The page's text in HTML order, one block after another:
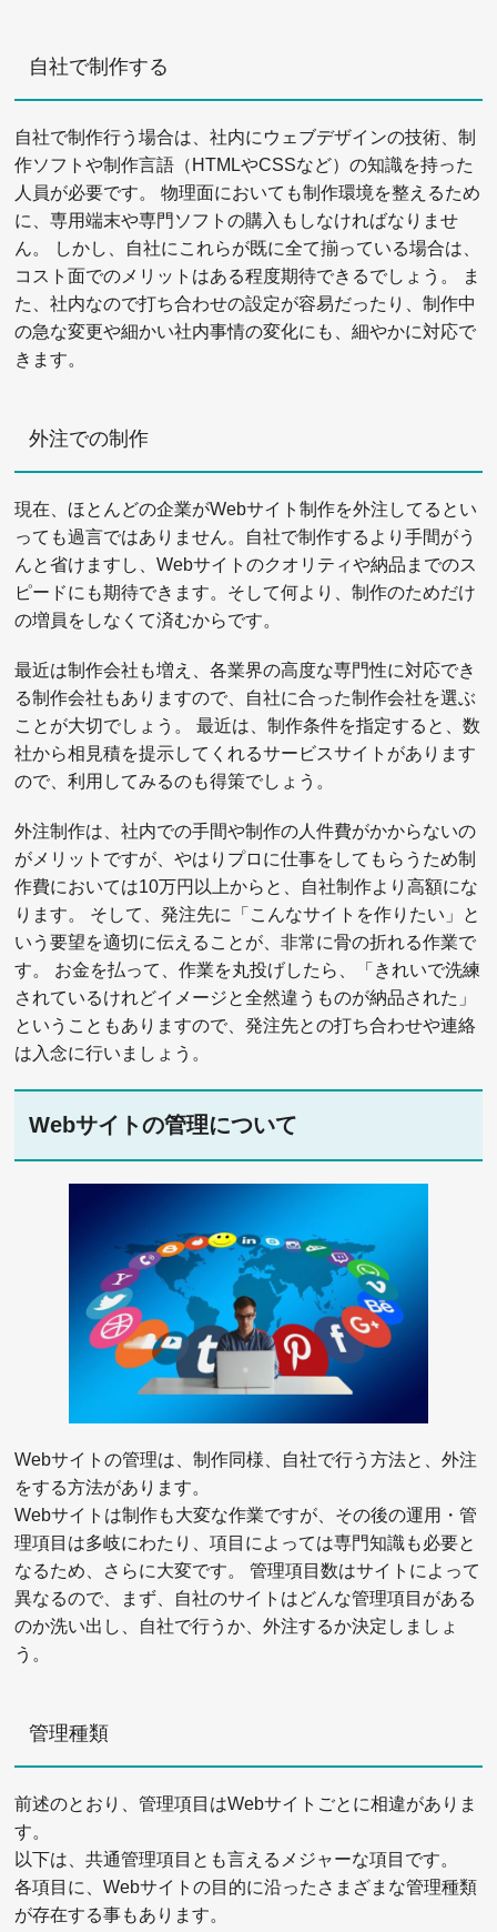
自社で制作する
自社で制作行う場合は、社内にウェブデザインの技術、制
作ソフトや制作言語（HTMLやCSSなど）の知識を持った
人員が必要です。 物理面においても制作環境を整えるため
に、専用端末や専門ソフトの購入もしなければなりませ
ん。 しかし、自社にこれらが既に全て揃っている場合は、
コスト面でのメリットはある程度期待できるでしょう。 ま
た、社内なので打ち合わせの設定が容易だったり、制作中
の急な変更や細かい社内事情の変化にも、細やかに対応で
きます。
外注での制作
現在、ほとんどの企業がWebサイト制作を外注してるとい
っても過言ではありません。自社で制作するより手間がう
んと省けますし、Webサイトのクオリティや納品までのス
ピードにも期待できます。そして何より、制作のためだけ
の増員をしなくて済むからです。
最近は制作会社も増え、各業界の高度な専門性に対応でき
る制作会社もありますので、自社に合った制作会社を選ぶ
ことが大切でしょう。 最近は、制作条件を指定すると、数
社から相見積を提示してくれるサービスサイトがあります
ので、利用してみるのも得策でしょう。
外注制作は、社内での手間や制作の人件費がかからないの
がメリットですが、やはりプロに仕事をしてもらうため制
作費においては10万円以上からと、自社制作より高額にな
ります。 そして、発注先に「こんなサイトを作りたい」と
いう要望を適切に伝えることが、非常に骨の折れる作業で
す。 お金を払って、作業を丸投げしたら、「きれいで洗練
されているけれどイメージと全然違うものが納品された」
ということもありますので、発注先との打ち合わせや連絡
は入念に行いましょう。
Webサイトの管理について
Webサイトの管理は、制作同様、自社で行う方法と、外注
をする方法があります。
Webサイトは制作も大変な作業ですが、その後の運用・管
理項目は多岐にわたり、項目によっては専門知識も必要と
なるため、さらに大変です。 管理項目数はサイトによって
異なるので、まず、自社のサイトはどんな管理項目がある
のか洗い出し、自社で行うか、外注するか決定しましょ
う。
管理種類
前述のとおり、管理項目はWebサイトごとに相違がありま
す。
以下は、共通管理項目とも言えるメジャーな項目です。
各項目に、Webサイトの目的に沿ったさまざまな管理種類
が存在する事もあります。